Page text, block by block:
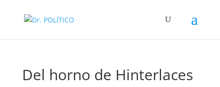
Del horno de Hinterlaces